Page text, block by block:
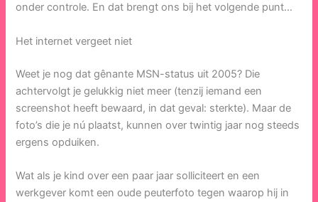
onder controle. En dat brengt ons bij het volgende punt…
Het internet vergeet niet
Weet je nog dat gênante MSN-status uit 2005? Die
achtervolgt je gelukkig niet meer (tenzij iemand een
screenshot heeft bewaard, in dat geval: sterkte). Maar de
foto’s die je nú plaatst, kunnen over twintig jaar nog steeds
ergens opduiken.
Wat als je kind over een paar jaar solliciteert en een
werkgever komt een oude peuterfoto tegen waarop hij in